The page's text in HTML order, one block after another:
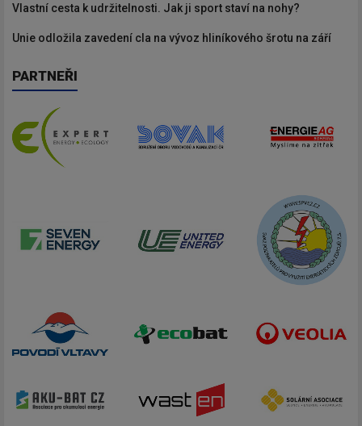
Vlastní cesta k udržitelnosti. Jak ji sport staví na nohy?
Unie odložila zavedení cla na vývoz hliníkového šrotu na září
PARTNEŘI